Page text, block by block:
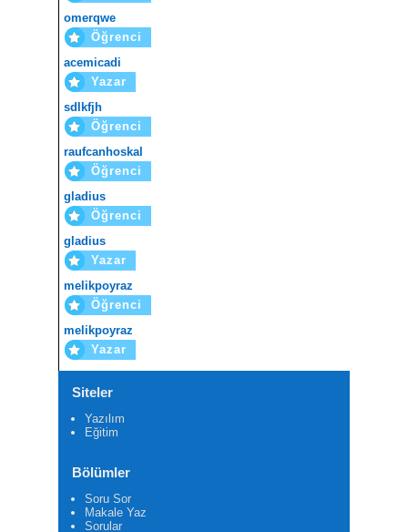
omerqwe
Öğrenci
acemicadi
Yazar
sdlkfjh
Öğrenci
raufcanhoskal
Öğrenci
gladius
Öğrenci
gladius
Yazar
melikpoyraz
Öğrenci
melikpoyraz
Yazar
Siteler
Yazılım
Eğitim
Bölümler
Soru Sor
Makale Yaz
Sorular